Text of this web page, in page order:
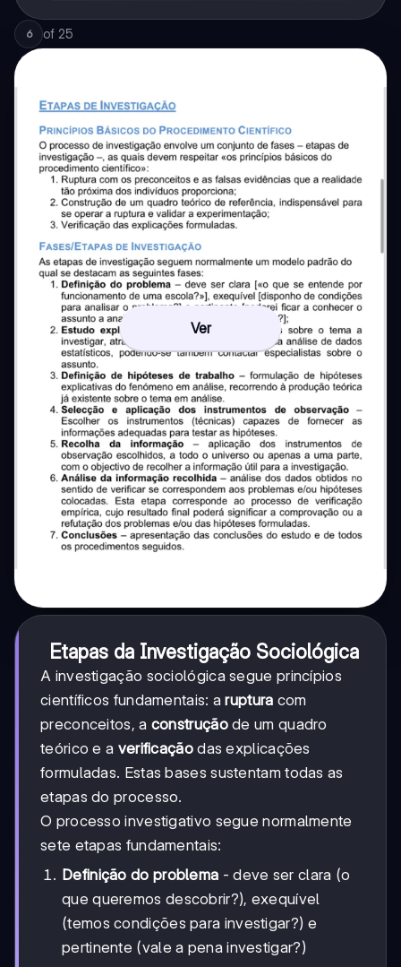
6 of 25
Ver
Etapas da Investigação Sociológica
A investigação sociológica segue princípios
científicos fundamentais: aruptura com
preconceitos, a construçãode um quadro
teórico e a verificaçãodas explicações
formuladas. Estas bases sustentam todas as
etapas do processo.
O processo investigativo segue normalmente
sete etapas fundamentais:
Definição do problema - deve ser clara (o
que queremos descobrir?), exequível
(temos condições para investigar?) e
pertinente (vale a pena investigar?)